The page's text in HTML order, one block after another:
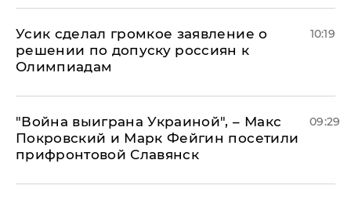
Усик сделал громкое заявление о
решении по допуску россиян к
Олимпиадам
10:19
"Война выиграна Украиной", – Макс
Покровский и Марк Фейгин посетили
прифронтовой Славянск
09:29